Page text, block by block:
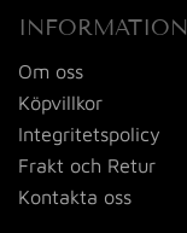
INFORMATION
Om oss
Köpvillkor
Integritetspolicy
Frakt och Retur
Kontakta oss